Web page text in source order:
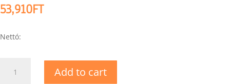
53,910FT
Nettó:
Add to cart